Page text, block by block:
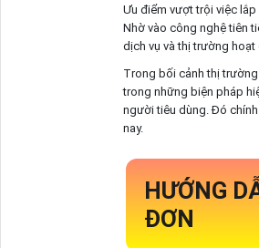
Ưu điểm vượt trội việc
Nhờ vào công nghệ tiên
dịch vụ và thị trường
Trong bối cảnh thị
trong những biện pháp
người tiêu dùng. Đó
nay.
HƯỚNG
ĐƠN